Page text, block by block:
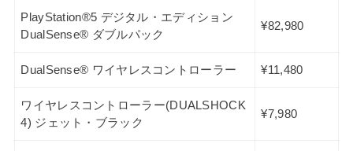
PlayStation®5 デジタル・エディション
DualSense® ダブルパック
¥82,980
DualSense® ワイヤレスコントローラー ¥11,480
ワイヤレスコントローラー(DUALSHOCK
4) ジェット・ブラック
¥7,980